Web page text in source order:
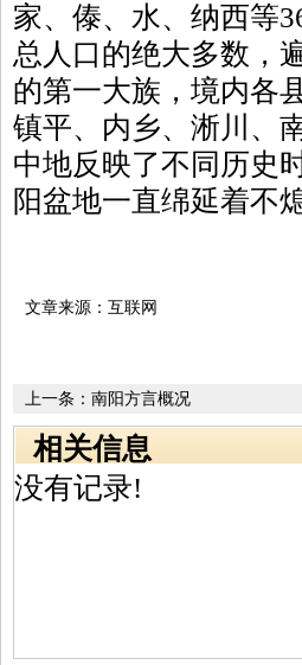
家、傣、水、纳西等
总人口的绝大多数，
的第一大族，境内各
镇平、内乡、淅川、
中地反映了不同历史
阳盆地一直绵延着不
文章来源：互联网
上一条： 南阳方言概况
相关信息
没有记录!